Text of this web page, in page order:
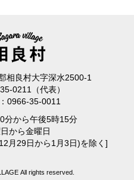
相良村大字深水2500-1
0211（代表）
0966-35-0011
分から午後5時15分
から金曜日
月29日から1月3日)を除く]
All rights reserved.